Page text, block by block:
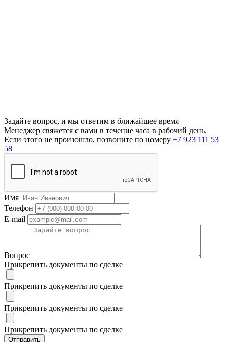
Задайте вопрос, и мы ответим в ближайшее время
Менеджер свяжется с вами в течение часа в рабочий день.
Если этого не произошло, позвоните по номеру +7 923 111 53
58
Имя
Телефон
E-mail
Вопрос
Прикрепить документы по сделке
Прикрепить документы по сделке
Прикрепить документы по сделке
Прикрепить документы по сделке